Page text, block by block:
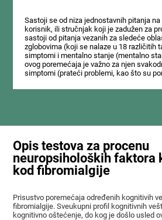
Sastoji se od niza jednostavnih pitanja
korisnik, ili stručnjak koji je zadužen za
sastoji od pitanja vezanih za sledeće
zglobovima (koji se nalaze u 18 različitih
simptomi i mentalno stanje (mentalno
ovog poremećaja je važno za njen
simptomi (prateći problemi, kao što su
Opis testova za procenu
neuropsiholoških faktora
kod fibromialgije
Prisustvo poremećaja određenih kognitivih
fibromialgije. Sveukupni profil kognitivnih
kognitivno oštećenje, do kog je došlo usled